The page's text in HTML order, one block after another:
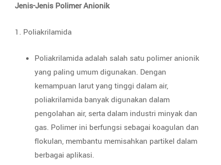
Jenis-Jenis Polimer Anionik
1. Poliakrilamida
Poliakrilamida adalah salah satu polimer anionik
yang paling umum digunakan. Dengan
kemampuan larut yang tinggi dalam air,
poliakrilamida banyak digunakan dalam
pengolahan air, serta dalam industri minyak dan
gas. Polimer ini berfungsi sebagai koagulan dan
flokulan, membantu memisahkan partikel dalam
berbagai aplikasi.